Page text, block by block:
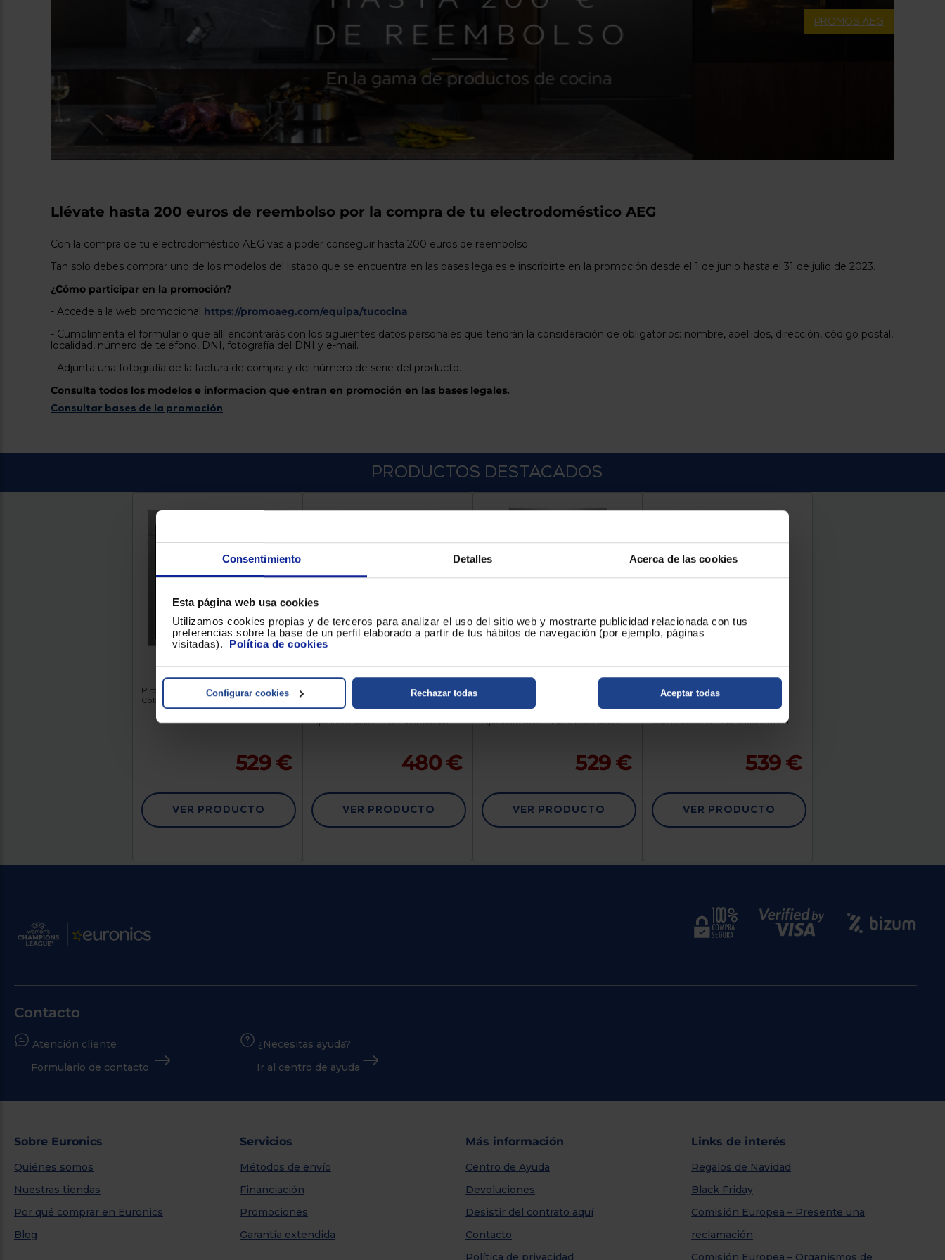
Consentimiento Detalles Acerca de las cookies
Esta página web usa cookies
Utilizamos cookies propias y de terceros para analizar el uso del sitio web y mostrarte publicidad relacionada con tus
preferencias sobre la base de un perfil elaborado a partir de tus hábitos de navegación (por ejemplo, páginas
visitadas). Política de cookies
Rechazar todas
Configurar cookies Aceptar todas
usuarios
dispositivos
táctiles
pueden
gestos
PROMOS AEG
Llévate hasta 200 euros de reembolso por la compra de tu electrodoméstico AEG
Con la compra de tu electrodoméstico AEG vas a poder conseguir hasta 200 euros de reembolso.
Tan solo debes comprar uno de los modelos del listado que se encuentra en las bases legales e inscribirte en la promoción desde el 1 de junio hasta el 31 de julio de 2023.
¿Cómo participar en la promoción?
- Accede a la web promocional https://promoaeg.com/equipa/tucocina.
- Cumplimenta el formulario que allí encontrarás con los siguientes datos personales que tendrán la consideración de obligatorios: nombre, apellidos, dirección, código postal,
localidad, número de teléfono, DNI, fotografía del DNI y e-mail.
- Adjunta una fotografía de la factura de compra y del número de serie del producto.
Consulta todos los modelos e informacion que entran en promoción en las bases legales.
Consultar bases de la promoción
PRODUCTOS DESTACADOS
Pirolítico
Clasificación Energética : A
Color : Acero Inox
529 €
VER PRODUCTO
Clasificación Energética : C
Número de cubiertos : 13
Tipo instalación : Libre instalación
480 €
VER PRODUCTO
FFB64617ZM
Clasificación Energética : C
Número de cubiertos : 13
Tipo instalación : Libre instalación
529 €
VER PRODUCTO
Clasificación Energética : C
Número de cubiertos : 13
Tipo instalación : Libre instalación
539 €
VER PRODUCTO
Contacto
Atención cliente
Formulario de contacto
¿Necesitas ayuda?
Ir al centro de ayuda
Sobre Euronics
Quiénes somos
Nuestras tiendas
Por qué comprar en Euronics
Blog
Servicios
Métodos de envío
Financiación
Promociones
Garantía extendida
Más información
Centro de Ayuda
Devoluciones
Desistir del contrato aquí
Contacto
Política de privacidad
Links de interés
Regalos de Navidad
Black Friday
Comisión Europea – Presente una
reclamación
Comisión Europea – Organismos de